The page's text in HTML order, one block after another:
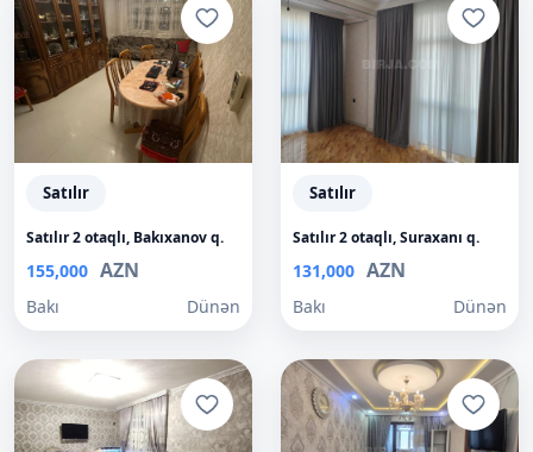
Satılır
Satılır 2 otaqlı, Bakıxanov q.
155,000 AZN
Bakı Dünən
Satılır
Satılır 2 otaqlı, Suraxanı q.
131,000 AZN
Bakı Dünən